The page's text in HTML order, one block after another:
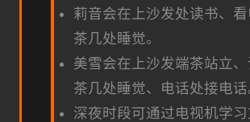
莉音会在上沙发处读书、看
茶几处睡觉。
美雪会在上沙发端茶站立、
茶几处睡觉、电话处接电话
深夜时段可通过电视机学习